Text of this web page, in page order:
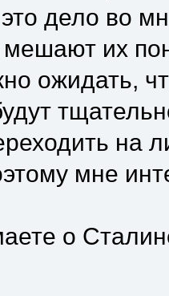
дело во
мешают их
ожидать,
на
мне
о